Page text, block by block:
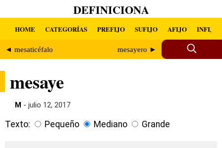
DEFINICIONA
HOME CATEGORÍAS PREFIJO SUFIJO AFIJO INFIJO
◄ mesaticéfalo mesayero ►
mesaye
M - julio 12, 2017
Texto: Pequeño Mediano Grande